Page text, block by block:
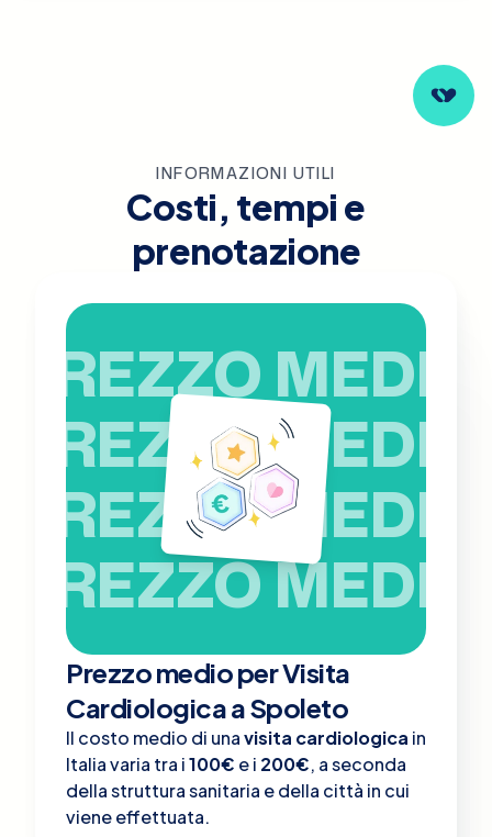
INFORMAZIONI UTILI
Costi, tempi e
prenotazione
PREZZO MEDIO
PREZZO MEDIO
PREZZO MEDIO
PREZZO MEDIO
Prezzo medio per Visita
Cardiologica a Spoleto
Il costo medio di unavisita cardiologica in
Italia varia tra i100€ e i 200€, a seconda
della struttura sanitaria e della città in cui
viene effettuata.